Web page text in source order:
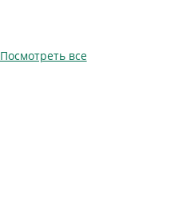
Посмотреть все